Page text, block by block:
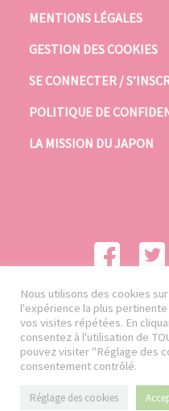
MENTIONS LÉGALES
GESTION DES COOKIES
SE CONNECTER /
POLITIQUE DE
LA MISSION DU JAPON
Nous utilisons des cookies
l'expérience la plus
vos visites répétées. En
consentez à l'utilisation de
pouvez visiter "Réglage des
consentement contrôlé.
Réglage des cookies